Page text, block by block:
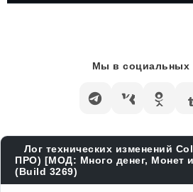
Мы в социальных
Лог технических изменений
ПРО) [МОД: Много денег, Монет
(Build 3269)